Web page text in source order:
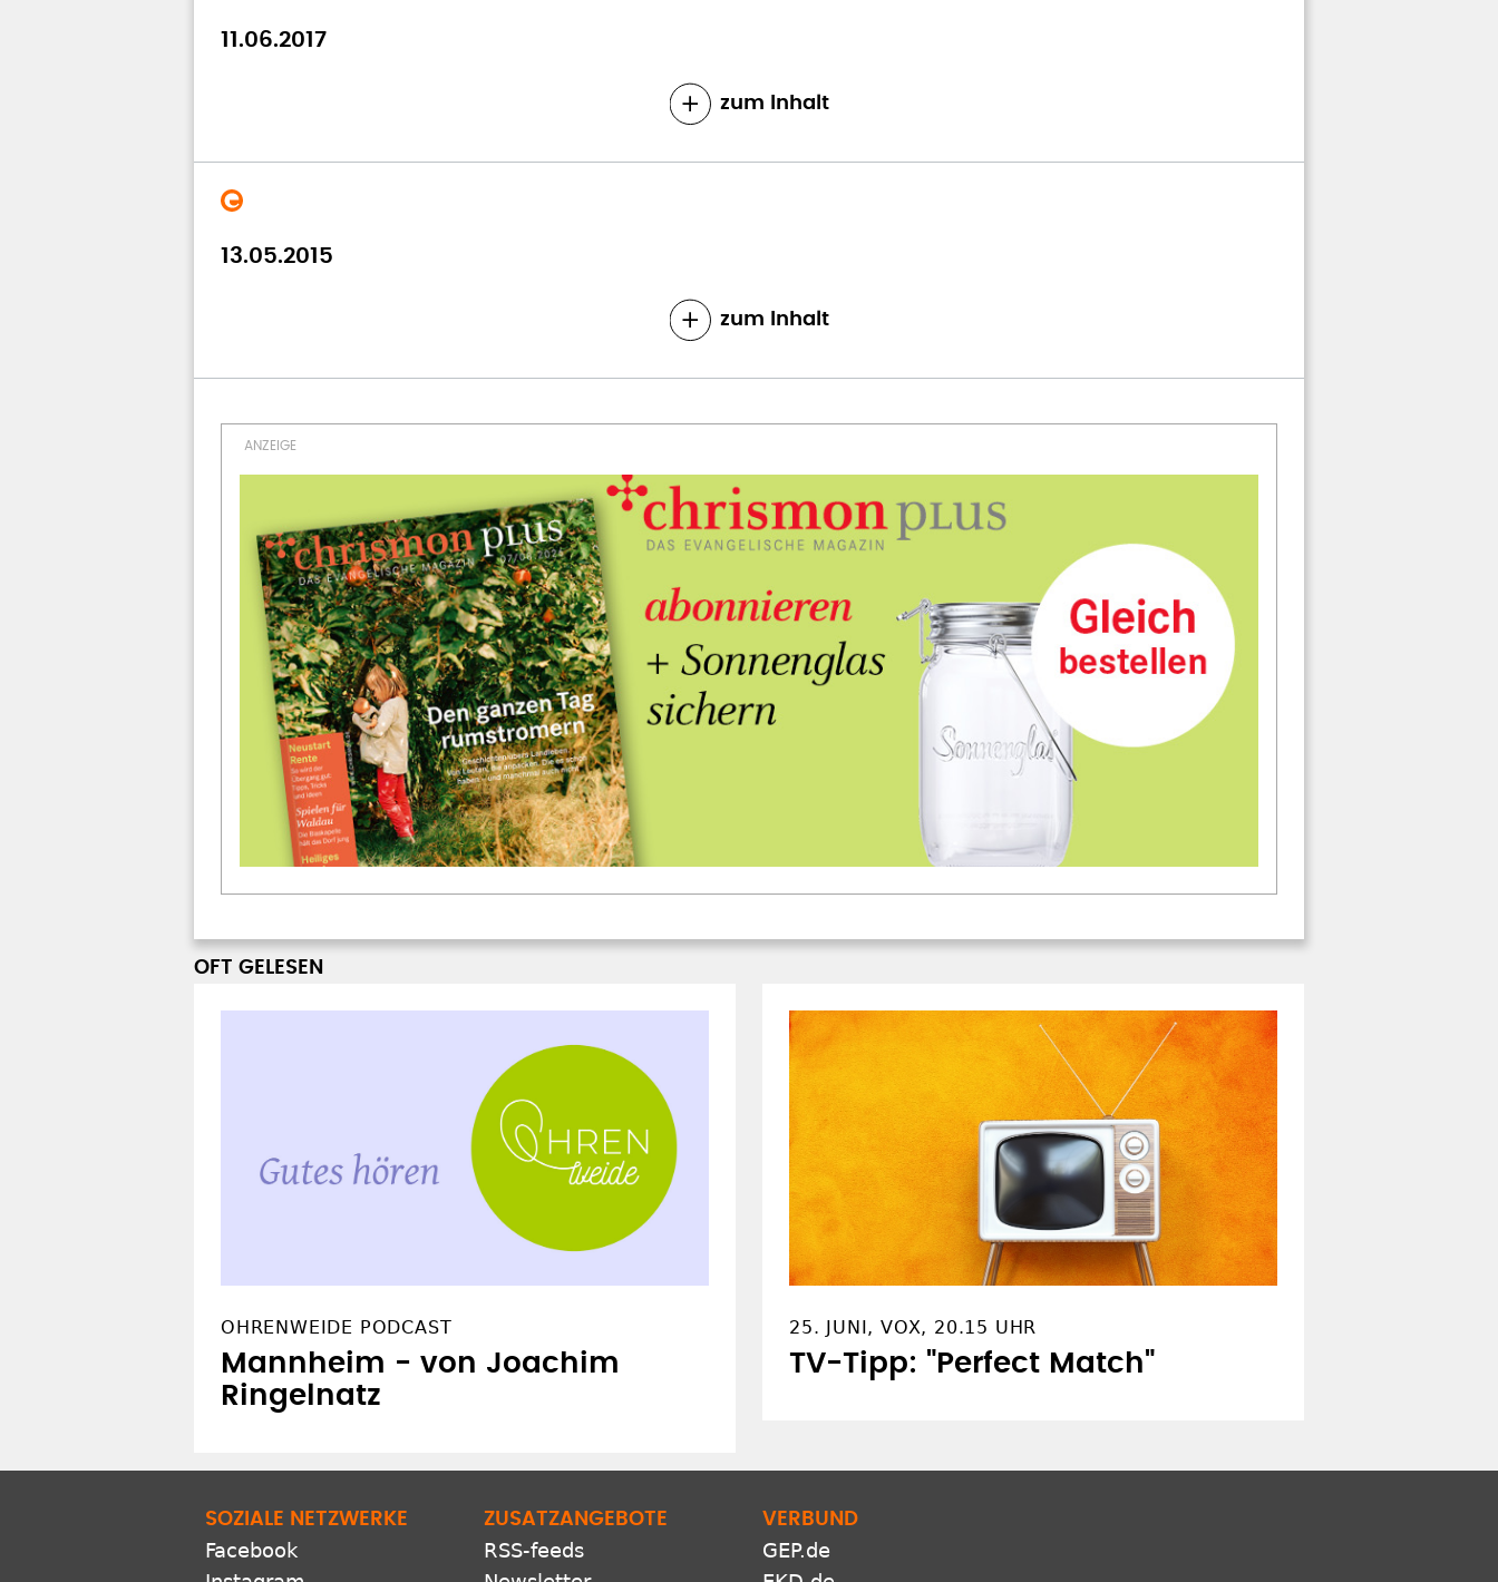
11.06.2017
zum Inhalt
13.05.2015
zum Inhalt
OFT GELESEN
OHRENWEIDE PODCAST
Mannheim - von Joachim
Ringelnatz
25. JUNI, VOX, 20.15 UHR
TV-Tipp: "Perfect Match"
SOZIALE NETZWERKE
Facebook
ZUSATZANGEBOTE
RSS-feeds
VERBUND
GEP.de